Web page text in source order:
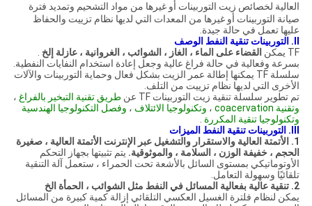
العالية لخصائص زيت التوربينات أو غيرها من مواد التشحيم وتمديد فترة
صيانة التوربينات أو غيرها من المعدات التي لديها نظام تزييت والحفاظ
عليها تعمل في حالة جيدة.
التوربينات تنقية النفط الوصف
TF يمكن
القضاء على الماء ، الغاز ، الشوائب ، الغروانية ، عازلة إلخ .
بسرعة وفعالية في حالة فراغ عالية وجعل إعادة استخدام النفايات النفطية.
سلسلة TF يمكنها إطالة عمر الزيت بشكل فعال وحماية التوربينات والآلات
الأخرى التي لديها نظام تزييت من التلف.
تم تطوير سلسلة تنقية زيت التوربينات TF عن
طريق تقنية التبخير بالفراغ،
وتقنية coacervation
، وتكنولوجيا الائتلاف ، وفصل التكنولوجيا الهندسية
وتكنولوجيا تنقية المكررة .
التوربينات تنقية النفط الميزات
1. الأتمتة العالية والاستقرار والتشغيل عبر الإنترنت الأتمتة العالية ، صغيرة
الحجم ، خفيفة الوزن ، السلامة ، والموثوقية. يتم تثبيتها بجهاز التحكم
الأوتوماتيكي بمستوى السائل بالأشعة تحت الحمراء ، ستعمل آلة التنقية
تلقائيًا وسهولة التعامل.
2. تنقية عالية بفعالية المسائل في النفط مثل الشوائب ، الحمأة الخ
يمكن لنظام فلترة الغسيل العكسي التلقائي إزالة كمية كبيرة من المسائل